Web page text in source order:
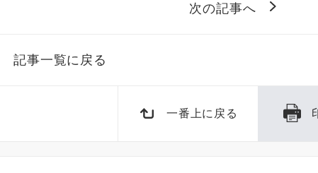
次の記事へ
記事一覧に戻る
一番上に戻る